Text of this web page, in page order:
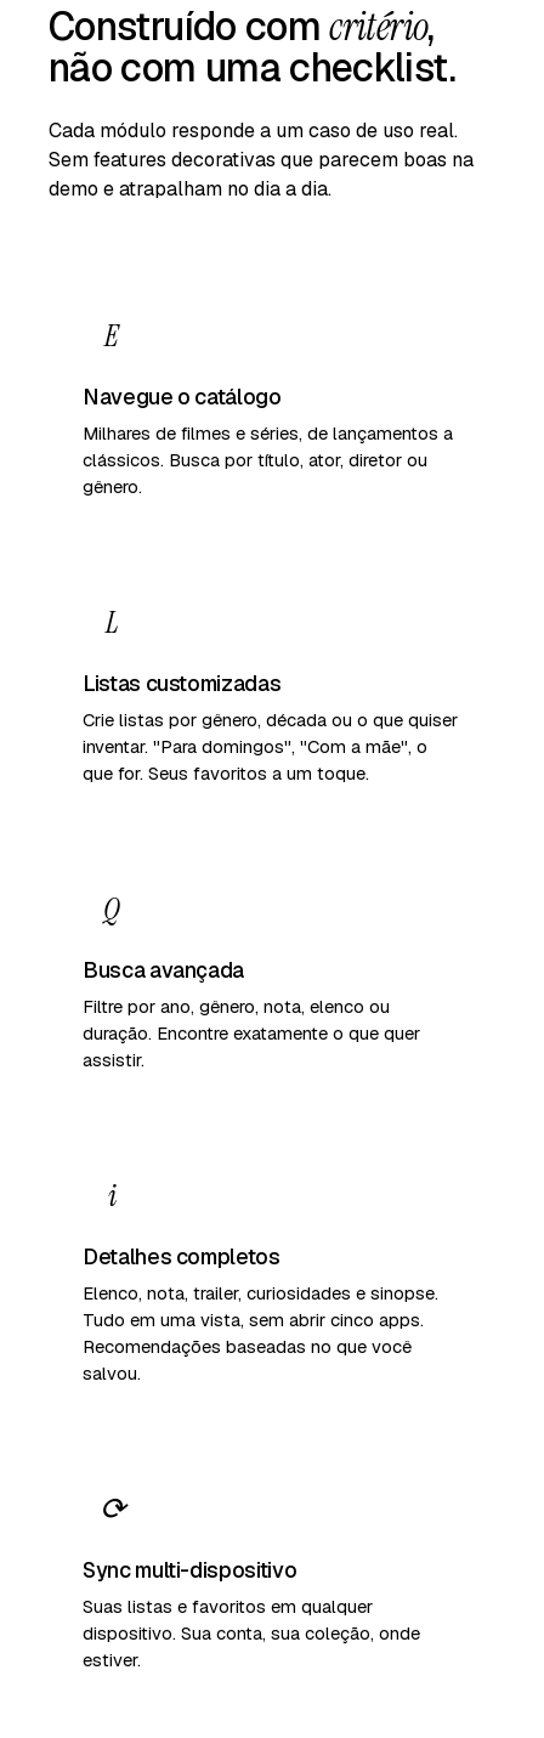
Construído comcritério,
não com uma checklist.
Cada módulo responde a um caso de uso real.
Sem features decorativas que parecem boas na
demo e atrapalham no dia a dia.
E
Navegue o catálogo
Milhares de filmes e séries, de lançamentos a
clássicos. Busca por título, ator, diretor ou
gênero.
L
Listas customizadas
Crie listas por gênero, década ou o que quiser
inventar. "Para domingos", "Com a mãe", o
que for. Seus favoritos a um toque.
Q
Busca avançada
Filtre por ano, gênero, nota, elenco ou
duração. Encontre exatamente o que quer
assistir.
i
Detalhes completos
Elenco, nota, trailer, curiosidades e sinopse.
Tudo em uma vista, sem abrir cinco apps.
Recomendações baseadas no que você
salvou.
⟳
Sync multi-dispositivo
Suas listas e favoritos em qualquer
dispositivo. Sua conta, sua coleção, onde
estiver.